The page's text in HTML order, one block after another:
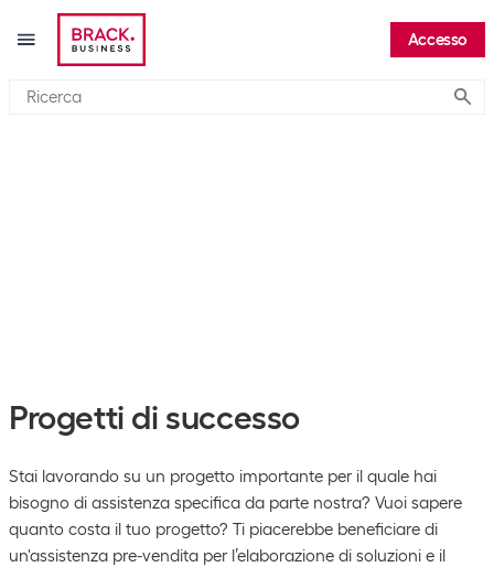
Accesso
Progetti di successo
Stai lavorando su un progetto importante per il quale hai
bisogno di assistenza specifica da parte nostra? Vuoi sapere
quanto costa il tuo progetto? Ti piacerebbe beneficiare di
un'assistenza pre-vendita per l’elaborazione di soluzioni e il